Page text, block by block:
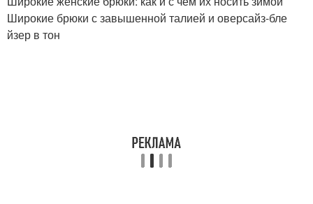
Широкие брюки с завышенной талией и оверсайз-бле
йзер в тон